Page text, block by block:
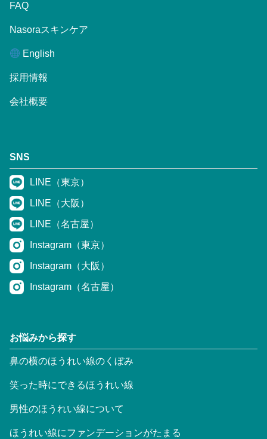
FAQ
Nasoraスキンケア
English
採用情報
会社概要
SNS
LINE（東京）
LINE（大阪）
LINE（名古屋）
Instagram（東京）
Instagram（大阪）
Instagram（名古屋）
お悩みから探す
鼻の横のほうれい線のくぼみ
笑った時にできるほうれい線
男性のほうれい線について
ほうれい線にファンデーションがたまる